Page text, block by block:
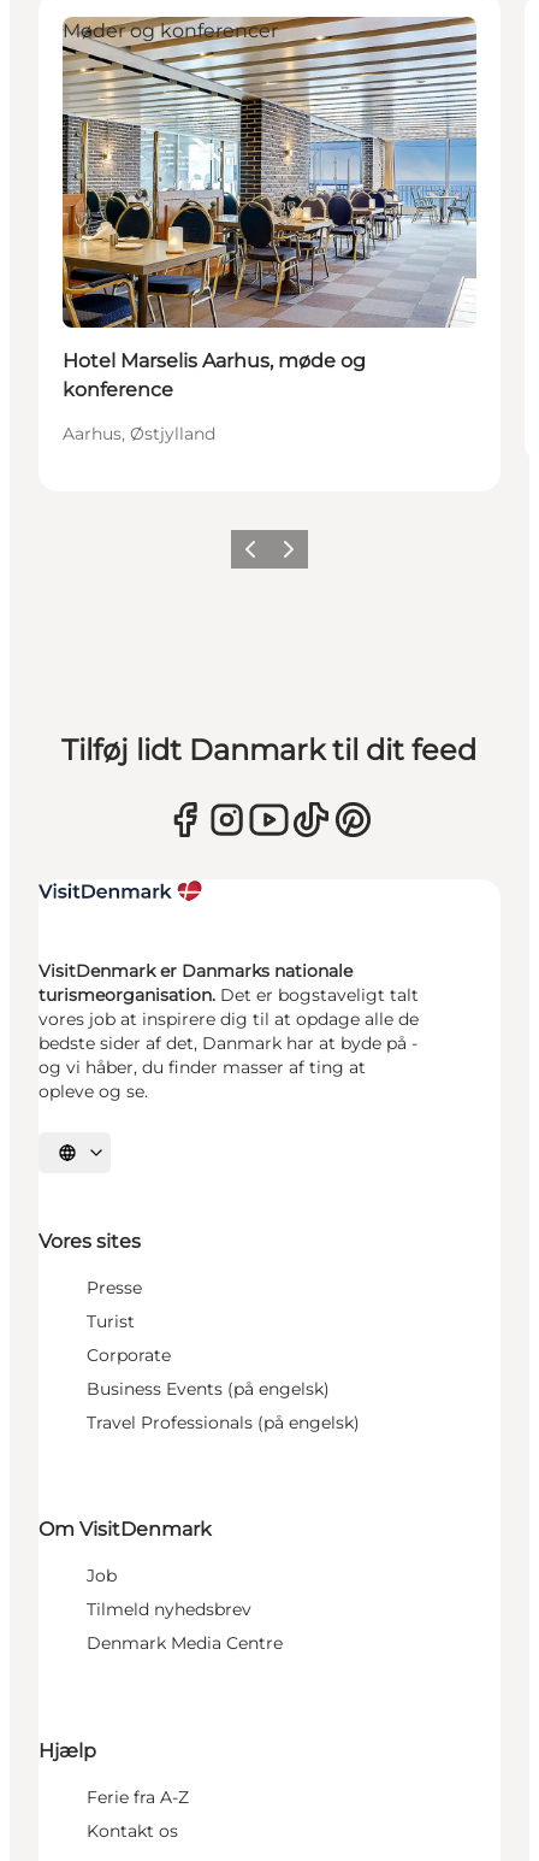
Møder og konferencer
Hotel Marselis Aarhus, møde og
konference
Aarhus, Østjylland
ForrigeNæste
Tilføj lidt Danmark til dit feed
VisitDenmark er Danmarks nationale
turismeorganisation. Det er bogstaveligt talt
vores job at inspirere dig til at opdage alle de
bedste sider af det, Danmark har at byde på -
og vi håber, du finder masser af ting at
opleve og se.
Vælg sprog
Vores sites
Presse
Turist
Corporate
Business Events (på engelsk)
Travel Professionals (på engelsk)
Om VisitDenmark
Job
Tilmeld nyhedsbrev
Denmark Media Centre
Hjælp
Ferie fra A-Z
Kontakt os